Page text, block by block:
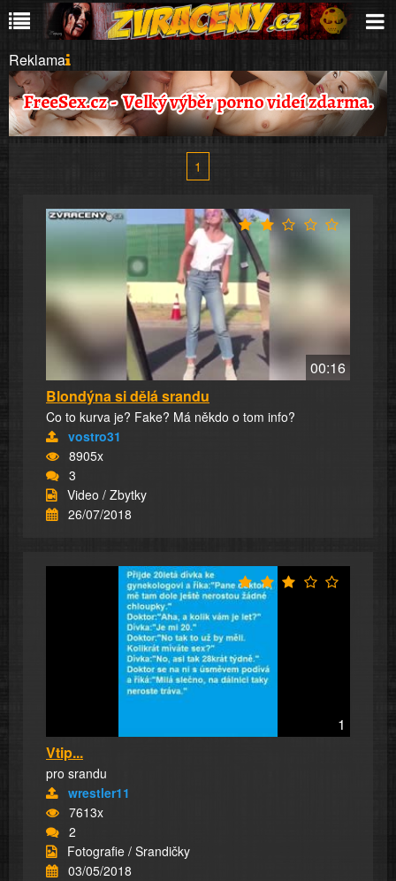
Reklama
1
00:16
Blondýna si dělá srandu
Co to kurva je? Fake? Má někdo o tom info?
vostro31
8905x
3
Video / Zbytky
26/07/2018
1
Vtip...
pro srandu
wrestler11
7613x
2
Fotografie / Srandičky
03/05/2018